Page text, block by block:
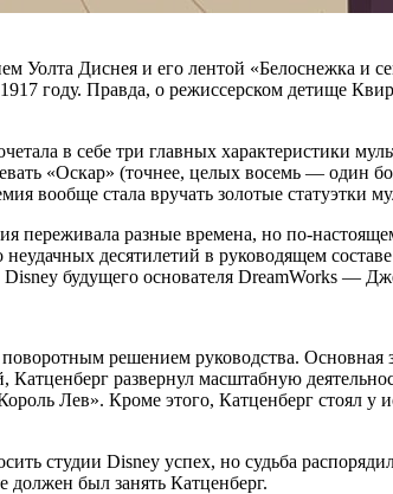
Уолта Диснея и его лентой «Белоснежка
году. Правда, о режиссерском детище
в себе три главных характеристики
«Оскар» (точнее, целых восемь —
вообще стала вручать золотые статуэтки
переживала разные времена, но по-
неудачных десятилетий в руководящем
будущего основателя DreamWorks —
решением руководства.
развернул масштабную
Лев». Кроме этого, Катценберг стоял у
студии Disney успех, но судьба
был занять Катценберг.